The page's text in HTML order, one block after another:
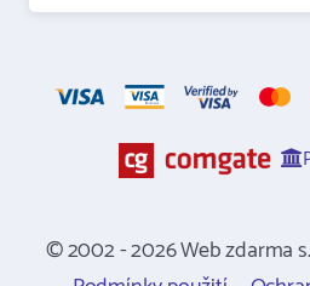
© 2002 - 2026 Web zdarma